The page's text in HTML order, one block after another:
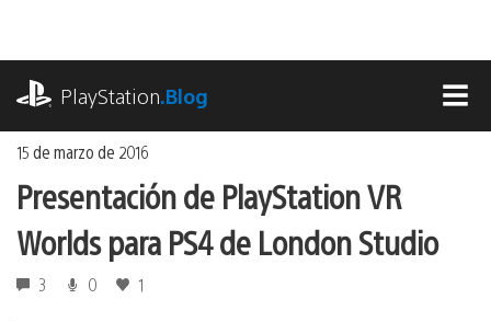
contenido
PlayStation.Blog
15 de marzo de 2016
Presentación de PlayStation VR
Worlds para PS4 de London Studio
3 0 1